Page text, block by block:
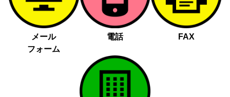
メール
フォーム
電話 FAX